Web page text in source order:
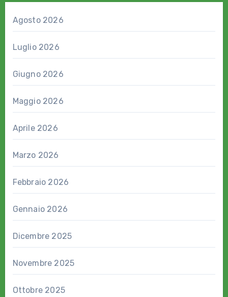
Agosto 2026
Luglio 2026
Giugno 2026
Maggio 2026
Aprile 2026
Marzo 2026
Febbraio 2026
Gennaio 2026
Dicembre 2025
Novembre 2025
Ottobre 2025